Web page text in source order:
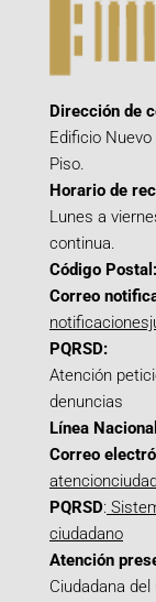
Dirección de
Edificio
Piso.
Horario de
Lunes a
continua.
Código Postal:
Correo
PQRSD:
Atención
denuncias
Línea
Correo
PQRSD:
ciudadano
Atención
Ciudadana